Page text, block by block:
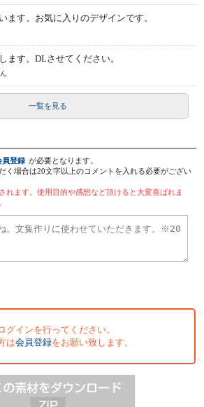
ます。お気に入りのデザインです。
ます。DLさせてください。
一覧を見る
員登録 が必要となります。
く場合は20文字以上のコメントを入れる必要がござい
れます。使用目的や感想など頂けると大変喜ばれま
グインを行ってください。
は会員登録をお願い致します。